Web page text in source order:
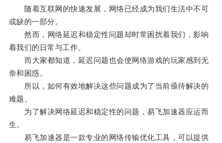
随着互联网的快速发展，网络已经成为我们生活中不可
或缺的一部分。
然而，网络延迟和稳定性问题却时常困扰着我们，影响
着我们的日常与工作。
而大家都知道，延迟问题也会使网络游戏的玩家感到无
奈和困惑。
所以，如何有效地解决这些问题成为了当前亟待解决的
难题。
为了解决网络延迟和稳定性的问题，易飞加速器应运而
生。
易飞加速器是一款专业的网络传输优化工具，可以提供